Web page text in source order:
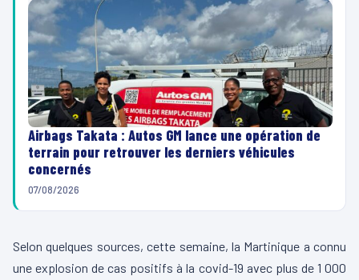
Airbags Takata : Autos GM lance une opération de
terrain pour retrouver les derniers véhicules
concernés
07/08/2026
Selon quelques sources, cette semaine, la Martinique a connu
une explosion de cas positifs à la covid-19 avec plus de 1 000